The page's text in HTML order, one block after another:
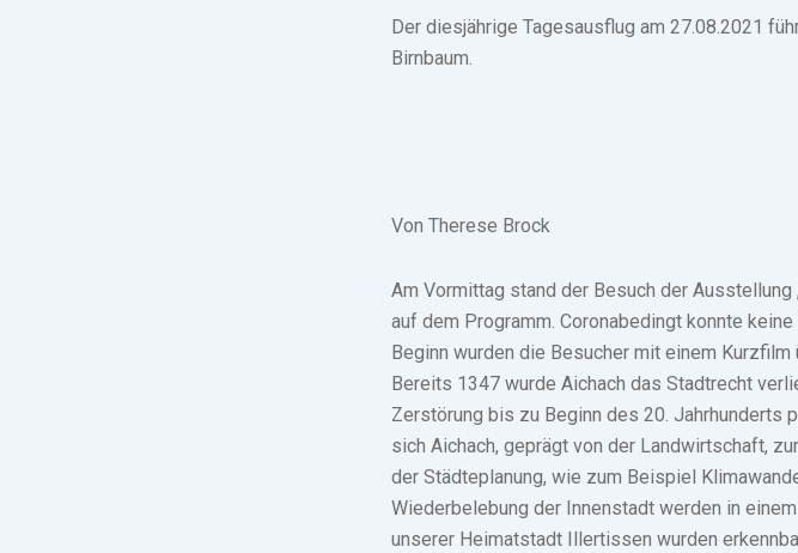
Der diesjährige Tagesausflug am 27.08.2021
Birnbaum.
Von Therese Brock
Am Vormittag stand der Besuch der
auf dem Programm. Coronabedingt konnte
Beginn wurden die Besucher mit einem
Bereits 1347 wurde Aichach das Stadtrecht
Zerstörung bis zu Beginn des 20. Jahrhunderts
sich Aichach, geprägt von der Landwirtschaft,
der Städteplanung, wie zum Beispiel
Wiederbelebung der Innenstadt werden in
unserer Heimatstadt Illertissen wurden